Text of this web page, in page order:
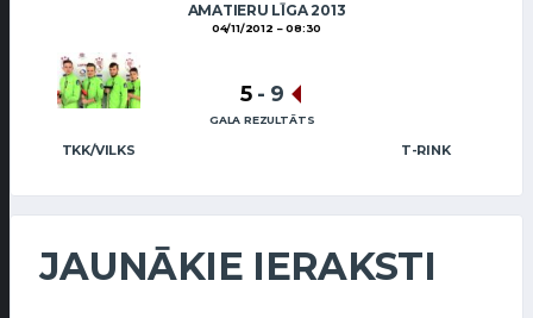
AMATIERU LĪGA 2013
04/11/2012 08:30
TKK/VILKS T-RINK
5 - 9
GALA REZULTĀTS
JAUNĀKIE IERAKSTI